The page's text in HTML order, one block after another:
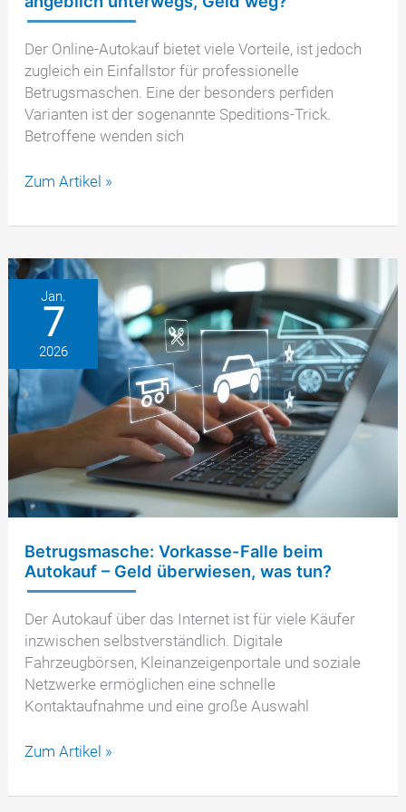
Der Online-Autokauf bietet viele Vorteile, ist jedoch
zugleich ein Einfallstor für professionelle
Betrugsmaschen. Eine der besonders perfiden
Varianten ist der sogenannte Speditions-Trick.
Betroffene wenden sich
Speditions-
beim
–
Fahrzeug
angeblich
unterwegs,
Geld
weg?
Zum Artikel »
Jan.
7
2026
Betrugsmasche: Vorkasse-Falle beim
Autokauf – Geld überwiesen, was tun?
Der Autokauf über das Internet ist für viele Käufer
inzwischen selbstverständlich. Digitale
Fahrzeugbörsen, Kleinanzeigenportale und soziale
Netzwerke ermöglichen eine schnelle
Kontaktaufnahme und eine große Auswahl
Betrugsmasche:
Falle
Zum Artikel »